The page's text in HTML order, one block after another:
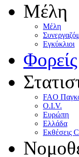
Μέλη
Mέλη
Εγκύκλιοι
Φορείς
FAO
O.I.V.
Ευρώπη
Ελλάδα
Eκθέσεις